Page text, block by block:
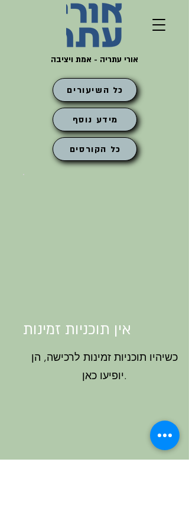
אורי עתריה - אמת ויציבה
כל השיעורים
מידע נוסף
כל הקורסים
אין תוכניות זמינות
כשיהיו תוכניות זמינות לרכישה, הן
יופיעו כאן.